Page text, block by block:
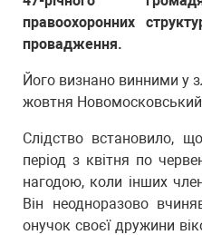
правоохоронних
провадження.
Його визнано винними у
жовтня
Слідство встановило,
період з квітня по
нагодою, коли інших
Він неодноразово
онучок своєї дружини